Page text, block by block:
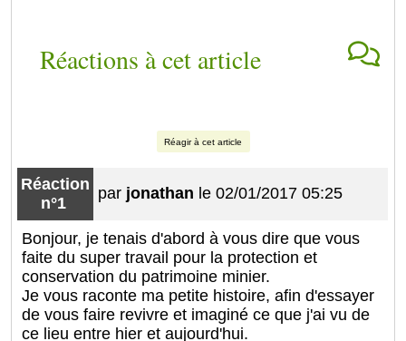
Réactions à cet article
Réagir à cet article
Réaction
n°1
par jonathan le 02/01/2017 05:25
Bonjour, je tenais d'abord à vous dire que vous
faite du super travail pour la protection et
conservation du patrimoine minier.
Je vous raconte ma petite histoire, afin d'essayer
de vous faire revivre et imaginé ce que j'ai vu de
ce lieu entre hier et aujourd'hui.